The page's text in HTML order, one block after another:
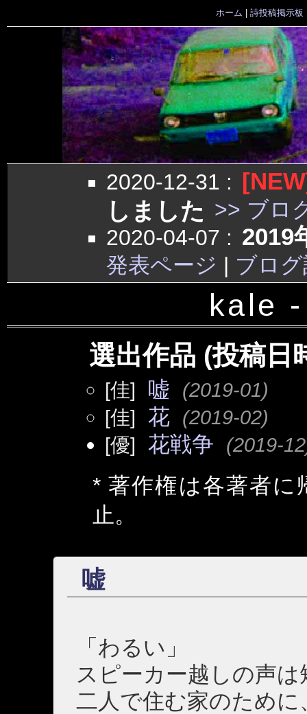
ホーム 詩投稿掲示板
2020-12-31 :
しました >> ブロ
2020-04-07 : 2019
発表ページ | ブロ
kale
選出作品 (投稿日
[佳] 嘘
(2019-01)
[佳]
花 (2019-02)
[優]
花戦争 (2019-
* 著作権は各著者に
止。
嘘
「わるい」
スピーカー越しの声
二人で住む家のために